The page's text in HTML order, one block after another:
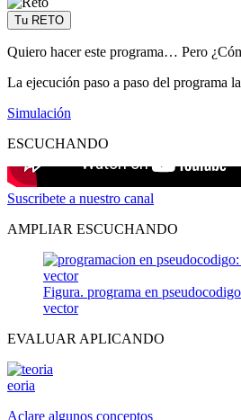
Tu RETO
Quiero hacer este programa… Pero
La ejecución paso a paso del programa
Simulación
ESCUCHANDO
Suscribete a nuestro canal
AMPLIAR ESCUCHANDO
Figura. programa en
vector
EVALUAR APLICANDO
eoria
Aclare algunos conceptos